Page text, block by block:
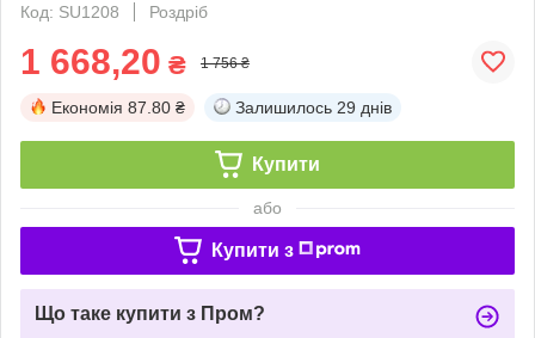
Код: SU1208
Роздріб
1 668,20 ₴ 1 756 ₴
Економія 87.80 ₴ Залишилось 29 днів
Купити
або
Купити з
Що таке купити з Пром?